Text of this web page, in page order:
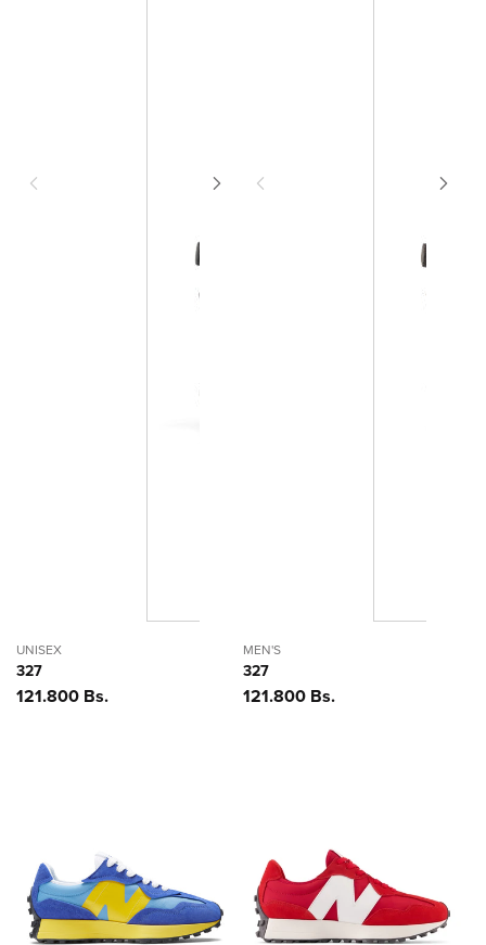
UNISEX
327
Precio
121.800 Bs.
MEN'S
327
Precio
121.800 Bs.